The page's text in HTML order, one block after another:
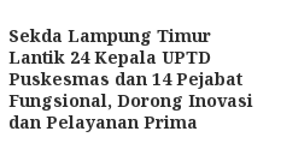
Sekda Lampung Timur
Lantik 24 Kepala UPTD
Puskesmas dan 14 Pejabat
Fungsional, Dorong Inovasi
dan Pelayanan Prima